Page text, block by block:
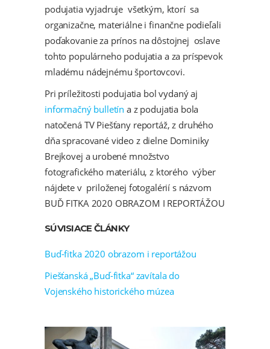
podujatia vyjadruje všetkým, ktorí sa
organizačne, materiálne i finančne podieľali
poďakovanie za prínos na dôstojnej oslave
tohto populárneho podujatia a za príspevok
mladému nádejnému športovcovi.
Pri príležitosti podujatia bol vydaný aj
informačný bulletín a z podujatia bola
natočená TV Piešťany reportáž, z druhého
dňa spracované video z dielne Dominiky
Brejkovej a urobené množstvo
fotografického materiálu, z ktorého výber
nájdete v priloženej fotogalérií s názvom
BUĎ FITKA 2020 OBRAZOM I REPORTÁŽOU
SÚVISIACE ČLÁNKY
Buď-fitka 2020 obrazom i reportážou
Piešťanská „Buď-fitka“ zavítala do
Vojenského historického múzea